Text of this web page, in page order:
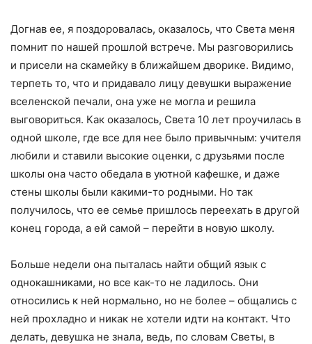
Догнав ее, я поздоровалась, оказалось, что Света меня
помнит по нашей прошлой встрече. Мы разговорились
и присели на скамейку в ближайшем дворике. Видимо,
терпеть то, что и придавало лицу девушки выражение
вселенской печали, она уже не могла и решила
выговориться. Как оказалось, Света 10 лет проучилась в
одной школе, где все для нее было привычным: учителя
любили и ставили высокие оценки, с друзьями после
школы она часто обедала в уютной кафешке, и даже
стены школы были какими-то родными. Но так
получилось, что ее семье пришлось переехать в другой
конец города, а ей самой – перейти в новую школу.
Больше недели она пыталась найти общий язык с
однокашниками, но все как-то не ладилось. Они
относились к ней нормально, но не более – общались с
ней прохладно и никак не хотели идти на контакт. Что
делать, девушка не знала, ведь, по словам Светы, в